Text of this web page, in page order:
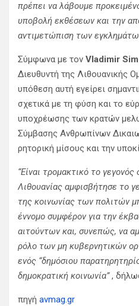
πρέπει να λάβουμε
υποβολή εκθέσεων και την
αντιμετώπιση των
Σύμφωνα με τον Vladimir
Διευθυντή της Λιθουανικής
υπόθεση αυτή εγείρει
σχετικά με τη φύση και το
υποχρέωσης των κρατών
Σύμβασης Ανθρωπίνων
ρητορική μίσους και την
“Είναι τρομακτικό το
Λιθουανίας αμφισβήτησε το
της κοινωνίας των πολιτών
έννομο συμφέρον για την
αιτούντων και, συνεπώς, να
ρόλο των μη κυβερνητικών
ενός “δημόσιου
δημοκρατική κοινωνία”,
πηγή avmag.gr